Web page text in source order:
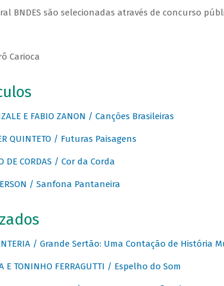
BNDES são selecionadas através de concurso
Carioca
E FABIO ZANON / Canções Brasileiras
QUINTETO / Futuras Paisagens
DE CORDAS / Cor da Corda
/ Sanfona Pantaneira
/ Grande Sertão: Uma Contação de História
E TONINHO FERRAGUTTI / Espelho do Som